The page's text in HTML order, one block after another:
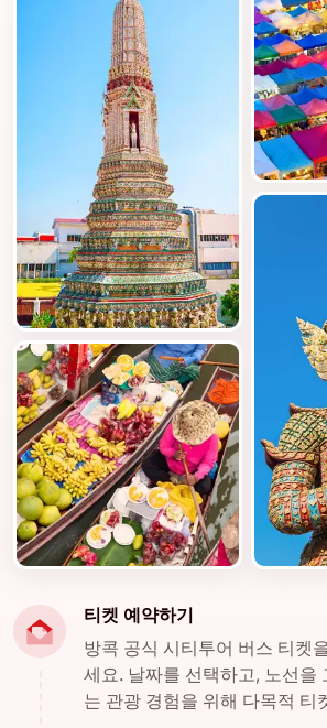
티켓 예약하기
방콕 공식 시티투어 버스 티켓
세요. 날짜를 선택하고, 노선을
는 관광 경험을 위해 다목적 티